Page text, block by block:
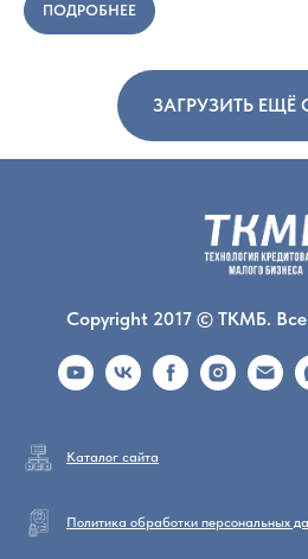
ПОДРОБНЕЕ
ЗАГРУЗИТЬ ЕЩЁ
Copyright 2017 © ТКМБ.
Каталог сайта
Политика обработки персональных